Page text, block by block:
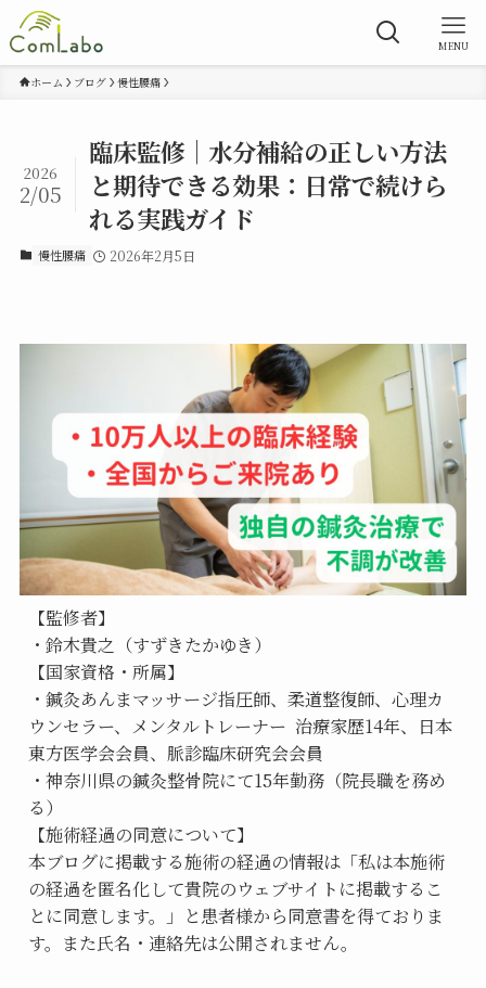
MENU
ホーム ブログ 慢性腰痛
臨床監修｜水分補給の正しい方法
と期待できる効果：日常で続けら
れる実践ガイド
2026
2/05
慢性腰痛 2026年2月5日
【監修者】
・鈴木貴之（すずきたかゆき）
【国家資格・所属】
・鍼灸あんまマッサージ指圧師、柔道整復師、心理カ
ウンセラー、メンタルトレーナー  治療家歴14年、日本
東方医学会会員、脈診臨床研究会会員
・神奈川県の鍼灸整骨院にて15年勤務（院長職を務め
る）
【施術経過の同意について】
本ブログに掲載する施術の経過の情報は「私は本施術
の経過を匿名化して貴院のウェブサイトに掲載するこ
とに同意します。」と患者様から同意書を得ておりま
す。また氏名・連絡先は公開されません。